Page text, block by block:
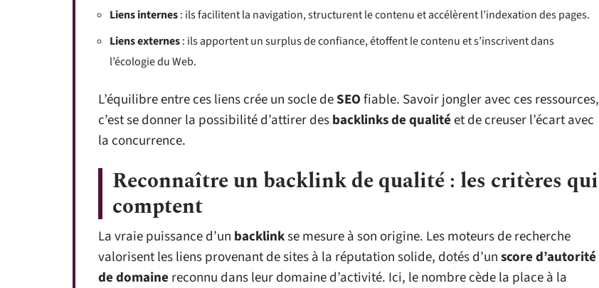
Liens internes: ils facilitent la navigation, structurent le contenu et accélèrent l’indexation des pages.
Liens externes: ils apportent un surplus de confiance, étoffent le contenu et s’inscrivent dans
l’écologie du Web.
L’équilibre entre ces liens crée un socle deSEOfiable. Savoir jongler avec ces ressources,
c’est se donner la possibilité d’attirer desbacklinks de qualitéet de creuser l’écart avec
la concurrence.
Reconnaître un backlink de qualité : les critères qui
comptent
La vraie puissance d’un backlinkse mesure à son origine. Les moteurs de recherche
valorisent les liens provenant de sites à la réputation solide, dotés d’unscore d’autorité
de domaine reconnu dans leur domaine d’activité. Ici, le nombre cède la place à la